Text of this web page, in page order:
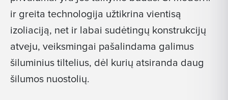
ir greita technologija užtikrina vientisą
izoliaciją, net ir labai sudėtingų konstrukcijų
atveju, veiksmingai pašalindama galimus
šiluminius tiltelius, dėl kurių atsiranda daug
šilumos nuostolių.